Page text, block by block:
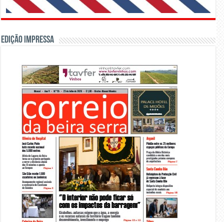
Edição Impressa